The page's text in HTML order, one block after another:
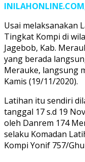
Usai melaksanakan
Tingkat Kompi di
Jagebob, Kab.
yang berada
Merauke, langsung
Kamis (19/11/2020).
Latihan itu sendiri
tanggal 17 s.d 19
oleh Danrem 174
selaku Komadan
Kompi Yonif 757/